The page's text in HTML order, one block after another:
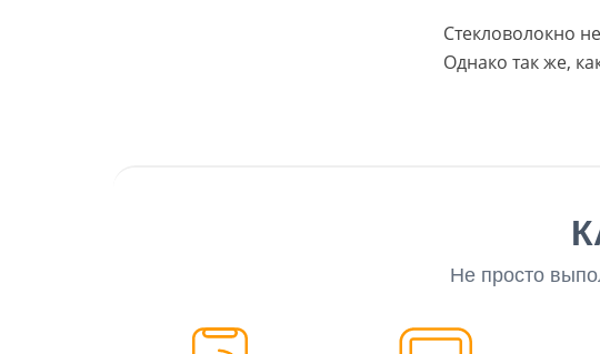
Стекловолокно
Однако так же,
Не просто